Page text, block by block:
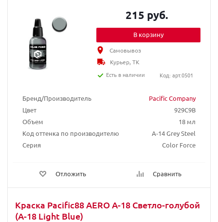
Бренд/Производитель
Pacific Company
Цвет
929C9B
Объем
18 мл
Код оттенка по производителю
A-14 Grey Steel
Серия
Color Force
Отложить Сравнить
215 руб.
В корзину
Самовывоз
Курьер, ТК
Есть в наличии
Код: арт.0501
Краска Pacific88 AERO А-18 Светло-голубой
(A-18 Light Blue)